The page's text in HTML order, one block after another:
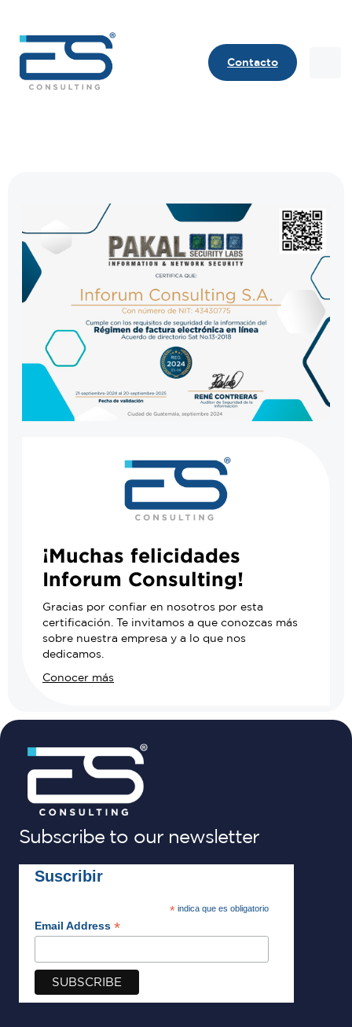
Contacto
¡Muchas felicidades
Inforum Consulting!
Gracias por confiar en nosotros por esta
certificación. Te invitamos a que conozcas más
sobre nuestra empresa y a lo que nos
dedicamos.
Conocer más
Subscribe to our newsletter
Suscribir
*indica que es obligatorio
Email Address *